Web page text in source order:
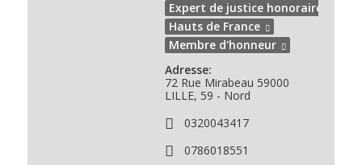
Expert de justice honoraire
Hauts de France
Membre d'honneur
Adresse:
72 Rue Mirabeau 59000
LILLE, 59 - Nord
0320043417
0786018551